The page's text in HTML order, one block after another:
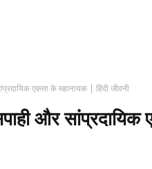
एकता के महानायक | हिंदी जीवनी
और